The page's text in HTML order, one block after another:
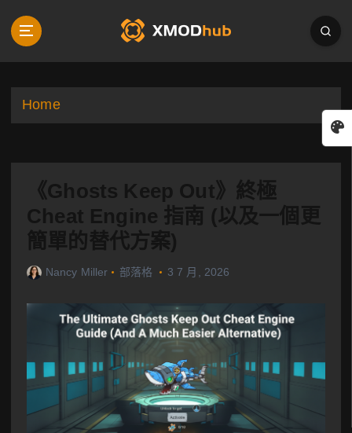
p
Home
《Ghosts Keep Out》終極
Cheat Engine 指南 (以及一個更
簡單的替代方案)
Nancy Miller 部落格 3 7 月, 2026